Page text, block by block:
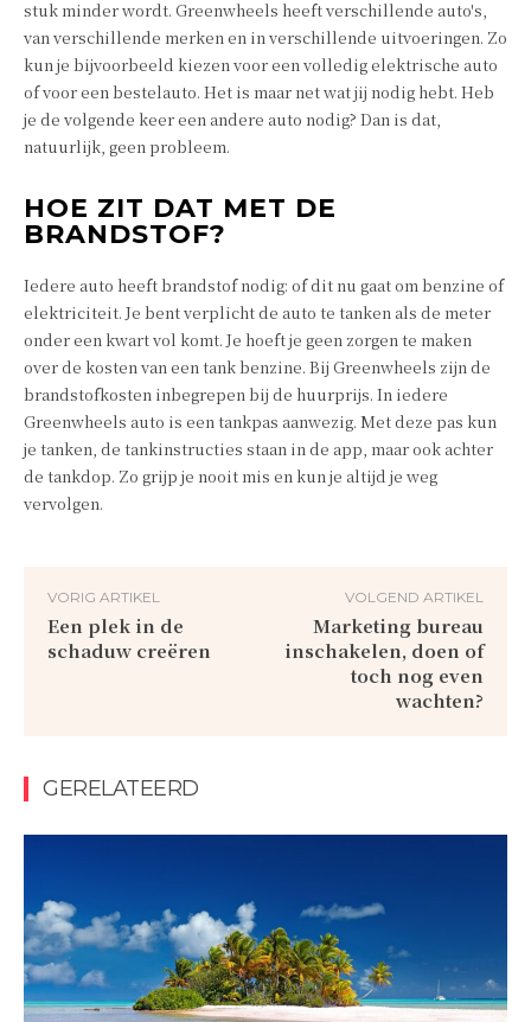
stuk minder wordt. Greenwheels heeft verschillende auto's,
van verschillende merken en in verschillende uitvoeringen. Zo
kun je bijvoorbeeld kiezen voor een volledig elektrische auto
of voor een bestelauto. Het is maar net wat jij nodig hebt. Heb
je de volgende keer een andere auto nodig? Dan is dat,
natuurlijk, geen probleem.
HOE ZIT DAT MET DE
BRANDSTOF?
Iedere auto heeft brandstof nodig: of dit nu gaat om benzine of
elektriciteit. Je bent verplicht de auto te tanken als de meter
onder een kwart vol komt. Je hoeft je geen zorgen te maken
over de kosten van een tank benzine. Bij Greenwheels zijn de
brandstofkosten inbegrepen bij de huurprijs. In iedere
Greenwheels auto is een tankpas aanwezig. Met deze pas kun
je tanken, de tankinstructies staan in de app, maar ook achter
de tankdop. Zo grijp je nooit mis en kun je altijd je weg
vervolgen.
VORIG ARTIKEL
Een plek in de
schaduw creëren
VOLGEND ARTIKEL
Marketing bureau
inschakelen, doen of
toch nog even
wachten?
GERELATEERD